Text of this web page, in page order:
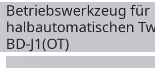
Betriebswerkzeug für
halbautomatischen
BD-J1(OT)